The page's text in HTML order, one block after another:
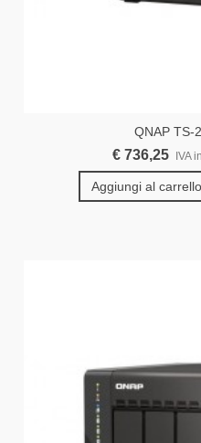
QNAP TS-
€ 736,25 IVA
Aggiungi al carrello